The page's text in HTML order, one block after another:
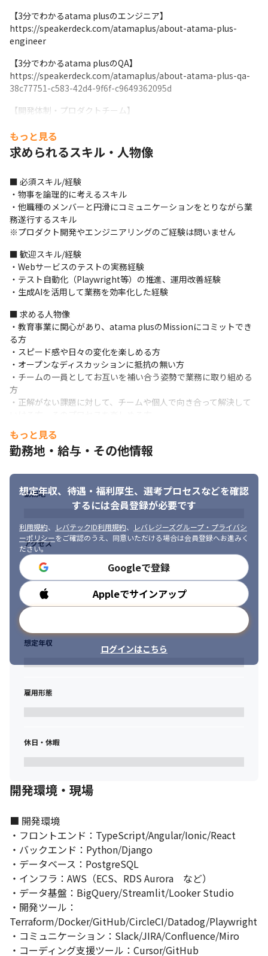
【3分でわかるatama plusのエンジニア】
https://speakerdeck.com/atamaplus/about-atama-plus-
engineer
【3分でわかるatama plusのQA】
https://speakerdeck.com/atamaplus/about-atama-plus-qa-
38c77751-c583-42d4-9f6f-c9649362095d
【開発体制・プロダクトチーム】
QA（Quality Assurance）1名程度の計5～7名程度。複数のチーム
に対して、プロダクトオーナーが関わります。
また各開発チームは事業推進を担当する各ビジネスチームとも密
その他、SREチームや横断的な技術課題を担当する開発基盤チー
ムがあります。
【業務内容】
生徒によりよい学習体験を継続的に提供するために、アジャイル
ーと共に課題整理や仮説検証を行い、プロダクト開発を品質の側
面から推進していただきます。
また、プロダクトの品質を保証する業務全般に携わっていただき
ます。
＜主な業務内容＞
・プロダクトチームの一員としての課題整理、仮説検証・改善
・テストケースの設計および実行
・リリース後のプロダクト品質管理
・テスト効率化に向けた新たな施策の推進
・テスト自動化の推進
スクラムベースのアジャイル開発をしており、チームで仕事を進め
エンジニアやデザイナーなどの開発メンバーとともに議論を重ね
ながら、プロダクト開発を進めていきます。
ビジネスチームも積極的にプロダクトの不具合をフィードバック
大切にしている会社です。
【ポジションの魅力・やりがい】
◎ユーザーとの距離が近く、常に気付きを得ながら開発できま
す。
プロダクト開発メンバーもatama＋導入塾への訪問や、直営塾
「atama＋ オンライン塾」の在籍生徒へのインタビューを実施し
ます。現場観察やインタビュー等で得られた気付き・学びをもと
にプロダクトを開発・改善しています。そのため、常にユーザー
からの気づきやフィードバックを開発に反映できる環境です。
◎企画や仕様策定段階から携わり、事業成長に貢献している実感
が得られます
プロダクトをつくる上で大切にしているのは、「より良い学びを
より多くの生徒に届けられるか？」ということ。
決められた仕様をただ開発するのではなく、ビジネスチームと一
が本当に困っていること、求めていることは何か」を徹底的に考
え、仕様段階から議論します。
◎新しい教育を作り、社会を変革する仕事です
atama plusは、教育を通じて世の中を良くしたいというメンバー
そのようなメンバーと共に、プロダクト開発の推進を通じて、教
育のイノベーション、社会変革に携わってもらえればと思いま
もっと見る
求められるスキル・人物像
■ 必須スキル/経験
・物事を論理的に考えるスキル
・他職種のメンバーと円滑にコミュニケーションをとりながら業
務遂行するスキル
※プロダクト開発やエンジニアリングのご経験は問いません
■ 歓迎スキル/経験
・Webサービスのテストの実務経験
・テスト自動化（Playwright等）の推進、運用改善経験
・生成AIを活用して業務を効率化した経験
■ 求める人物像
・教育事業に関心があり、atama plusのMissionにコミットでき
る方
・スピード感や日々の変化を楽しめる方
・オープンなディスカッションに抵抗の無い方
・チームの一員としてお互いを補い合う姿勢で業務に取り組める
方
・正解がない課題に対して、チームや個人で向き合って解決して
る方
もっと見る
勤務地・給与・その他情報
想定年収、待遇・福利厚生、 選考プロセスなどを確認
するには会員登録が必要です
利用規約、 レバテックID利用規約、
レバレジーズグループ・プライバシ
ーポリシーをご確認のうえ、同意いただける場合は会員登録へお進みく
ださい。
Googleで登録
Appleでサインアップ
ログインはこちら
勤務地
アクセス
勤務時間
想定年収
雇用形態
休日・休暇
開発環境・現場
■ 開発環境
・フロントエンド：TypeScript/Angular/Ionic/React
・バックエンド：Python/Django
・データベース：PostgreSQL
・インフラ：AWS（ECS、RDS Aurora　など）
・データ基盤：BigQuery/Streamlit/Looker Studio
・開発ツール：
Terraform/Docker/GitHub/CircleCI/Datadog/Playwright
・コミュニケーション：Slack/JIRA/Confluence/Miro
・コーディング支援ツール：Cursor/GitHub